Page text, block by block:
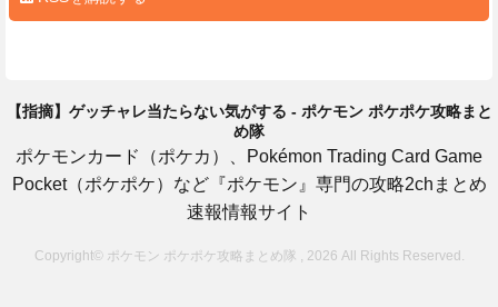
【指摘】ゲッチャレ当たらない気がする - ポケモン ポケポケ攻略まと
め隊
ポケモンカード（ポケカ）、Pokémon Trading Card Game
Pocket（ポケポケ）など『ポケモン』専門の攻略2chまとめ
速報情報サイト
Copyright© ポケモン ポケポケ攻略まとめ隊 , 2026 All Rights Reserved.